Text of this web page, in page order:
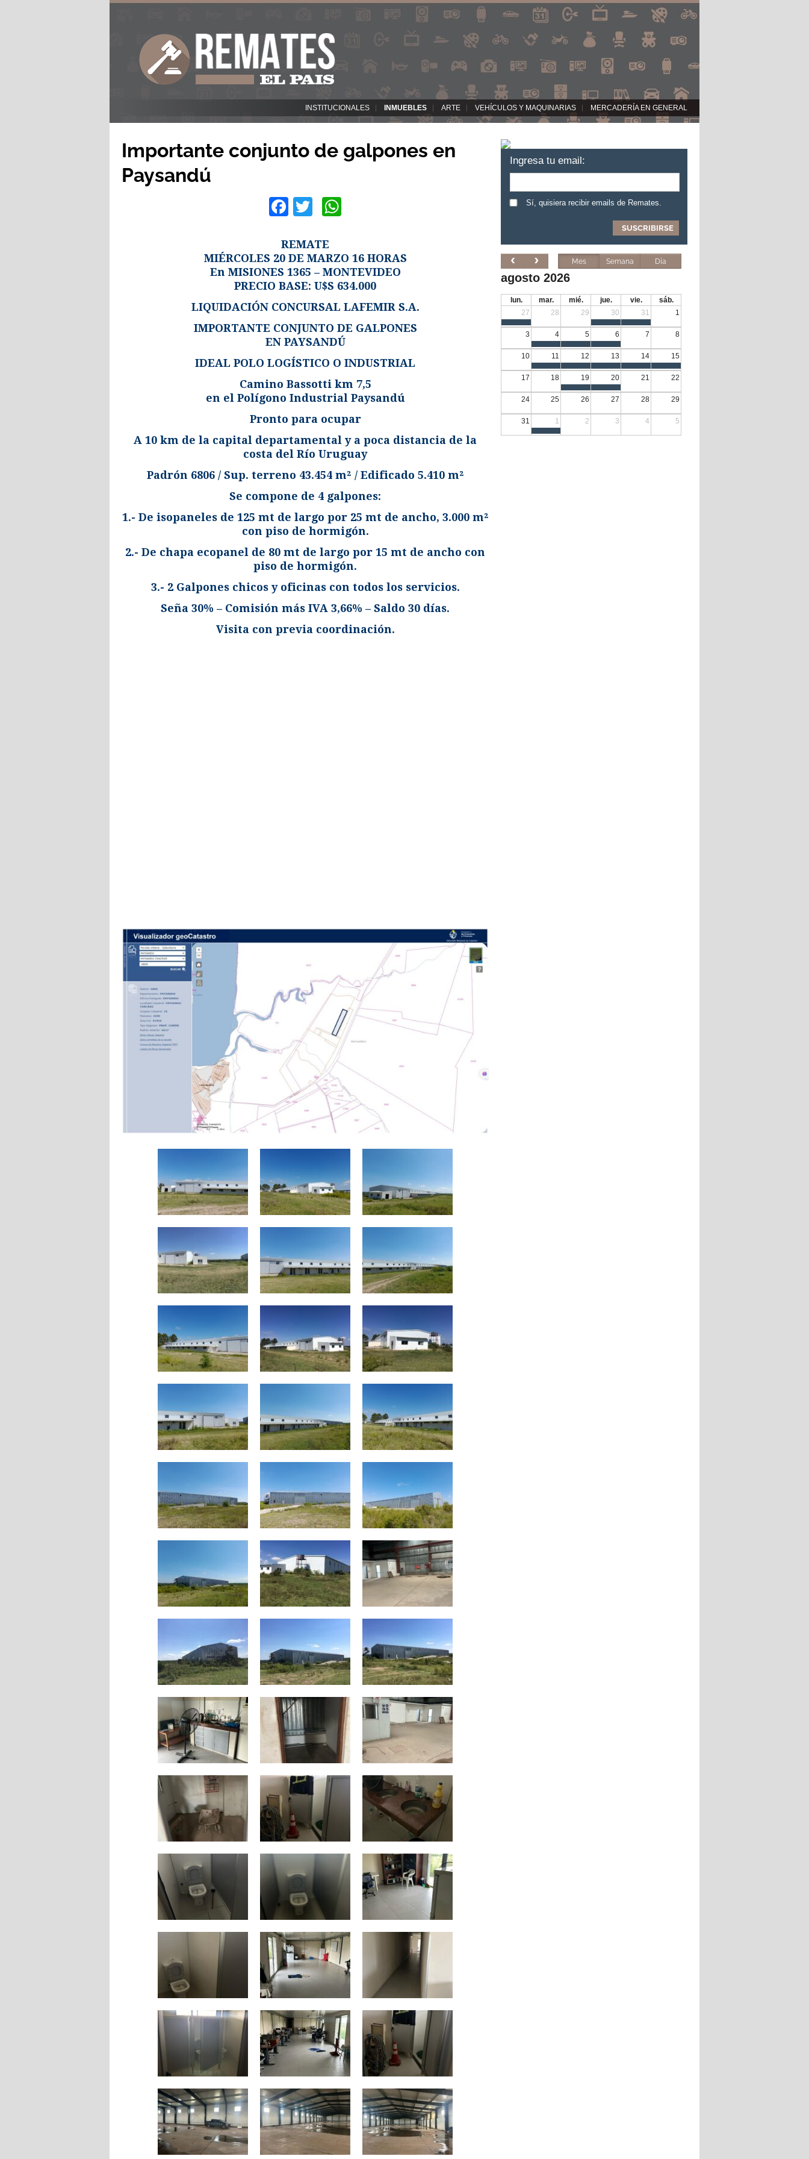
INSTITUCIONALES INMUEBLES ARTE VEHÍCULOS Y MAQUINARIAS MERCADERÍA EN GENERAL
Importante conjunto de galpones en
Paysandú
Facebook
Twitter
REMATE
MIÉRCOLES 20 DE MARZO 16 HORAS
En MISIONES 1365 – MONTEVIDEO
PRECIO BASE: U$S 634.000
LIQUIDACIÓN CONCURSAL LAFEMIR S.A.
IMPORTANTE CONJUNTO DE GALPONES
EN PAYSANDÚ
IDEAL POLO LOGÍSTICO O INDUSTRIAL
Camino Bassotti km 7,5
en el Polígono Industrial Paysandú
Pronto para ocupar
A 10 km de la capital departamental y a poca distancia de la
costa del Río Uruguay
Padrón 6806 / Sup. terreno 43.454 m² / Edificado 5.410 m²
Se compone de 4 galpones:
1.- De isopaneles de 125 mt de largo por 25 mt de ancho, 3.000 m²
con piso de hormigón.
2.- De chapa ecopanel de 80 mt de largo por 15 mt de ancho con
piso de hormigón.
3.- 2 Galpones chicos y oficinas con todos los servicios.
Seña 30% – Comisión más IVA 3,66% – Saldo 30 días.
Visita con previa coordinación.
Ingresa tu email:
Sí, quisiera recibir emails de Remates.
Mes Semana Día
agosto 2026
lun. mar. mié. jue. vie.
sáb.
27
28 29 30 31 1
3 4 5 6 7 8
10 11 12 13 14 15
17 18 19 20 21 22
24 25 26 27 28 29
31 1 2 3 4 5